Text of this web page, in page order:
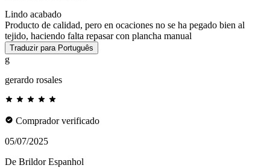
Lindo acabado
Producto de calidad, pero en ocaciones no se ha pegado bien al
tejido, haciendo falta repasar con plancha manual
Traduzir para Português
g
gerardo rosales
Comprador verificado
05/07/2025
De Brildor Espanhol